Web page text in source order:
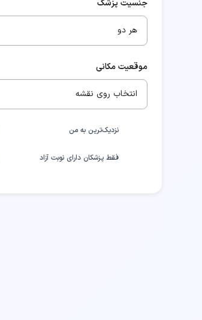
جنسیت پزشک
هر دو
موقعیت مکانی
انتخاب روی نقشه
نزدیک‌ترین به من
فقط پزشکان دارای نوبت آزاد